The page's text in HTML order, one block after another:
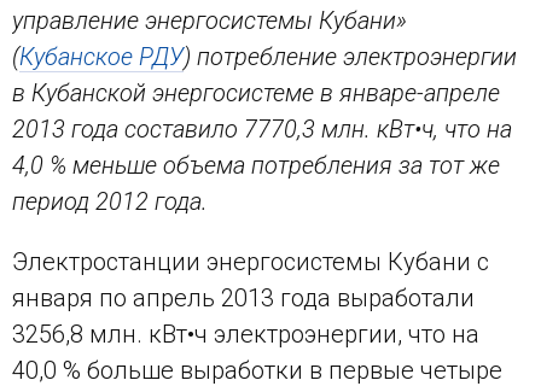
управление энергосистемы Кубани»
(Кубанское РДУ) потребление электроэнергии
в Кубанской энергосистеме в январе-апреле
2013 года составило 7770,3 млн. кВт•ч, что на
4,0 % меньше объема потребления за тот же
период 2012 года.
Электростанции энергосистемы Кубани с
января по апрель 2013 года выработали
3256,8 млн. кВт•ч электроэнергии, что на
40,0 % больше выработки в первые четыре